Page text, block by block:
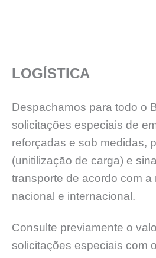
LOGÍSTICA
Despachamos para todo o
solicitações especiais de
reforçadas e sob medidas,
(unitilizaçāo de carga) e
transporte de acordo com a
nacional e internacional.
Consulte previamente o
solicitações especiais com